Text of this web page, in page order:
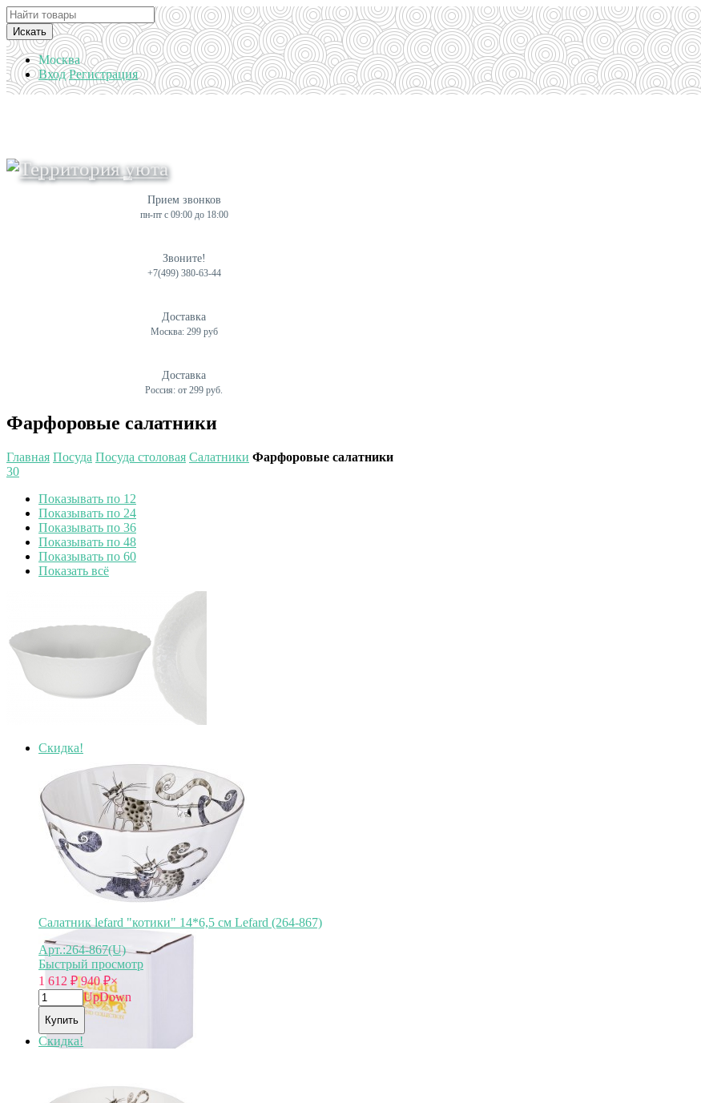
Искать
Москва
Вход Регистрация
Прием звонков
пн-пт с 09:00 до 18:00
Звоните!
+7(499) 380-63-44
Доставка
Москва: 299 руб
Доставка
Россия: от 299 руб.
Фарфоровые салатники
Главная Посуда Посуда столовая Салатники Фарфоровые салатники
30
Показывать по 12
Показывать по 24
Показывать по 36
Показывать по 48
Показывать по 60
Показать всё
Скидка!
264-867
Салатник lefard "котики" 14*6,5 см Lefard (264-867)
Арт.:264-867(U)
Быстрый просмотр
1 612 ₽ 940₽×
UpDown
Купить
Скидка!